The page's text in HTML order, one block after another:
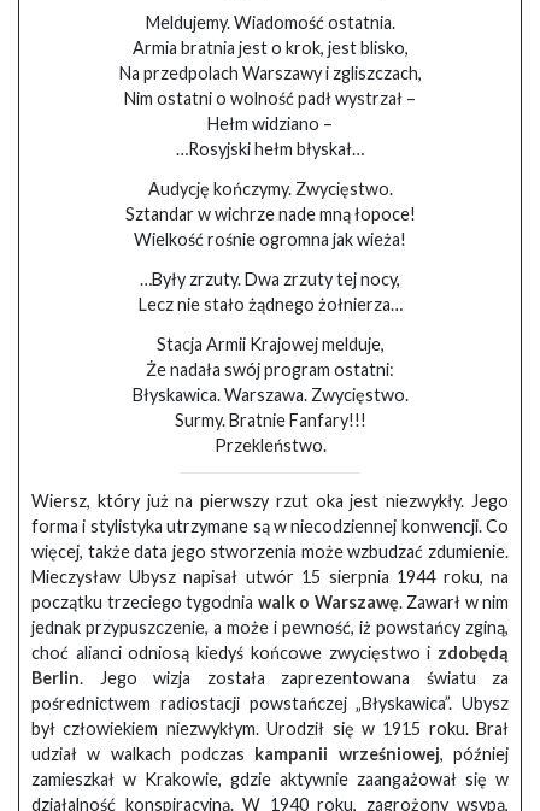
Meldujemy. Wiadomość ostatnia.
Armia bratnia jest o krok, jest blisko,
Na przedpolach Warszawy i zgliszczach,
Nim ostatni o wolność padł wystrzał –
Hełm widziano –
…Rosyjski hełm błyskał…
Audycję kończymy. Zwycięstwo.
Sztandar w wichrze nade mną łopoce!
Wielkość rośnie ogromna jak wieża!
…Były zrzuty. Dwa zrzuty tej nocy,
Lecz nie stało żądnego żołnierza…
Stacja Armii Krajowej melduje,
Że nadała swój program ostatni:
Błyskawica. Warszawa. Zwycięstwo.
Surmy. Bratnie Fanfary!!!
Przekleństwo.
Wiersz, który już na pierwszy rzut oka jest niezwykły. Jego
forma i stylistyka utrzymane są w niecodziennej konwencji. Co
więcej, także data jego stworzenia może wzbudzać zdumienie.
Mieczysław Ubysz napisał utwór 15 sierpnia 1944 roku, na
początku trzeciego tygodnia walk o Warszawę. Zawarł w nim
jednak przypuszczenie, a może i pewność, iż powstańcy zginą,
choć alianci odniosą kiedyś końcowe zwycięstwo i zdobędą
Berlin. Jego wizja została zaprezentowana światu za
pośrednictwem radiostacji powstańczej „Błyskawica”. Ubysz
był człowiekiem niezwykłym. Urodził się w 1915 roku. Brał
udział w walkach podczas kampanii wrześniowej, później
zamieszkał w Krakowie, gdzie aktywnie zaangażował się w
działalność konspiracyjną. W 1940 roku, zagrożony wsypą,